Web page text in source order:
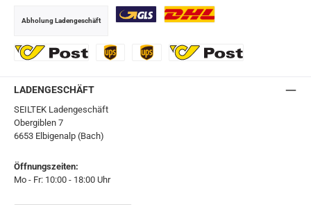
Abholung Ladengeschäft
LADENGESCHÄFT
SEILTEK Ladengeschäft
Obergiblen 7
6653 Elbigenalp (Bach)
Öffnungszeiten:
Mo - Fr: 10:00 - 18:00 Uhr